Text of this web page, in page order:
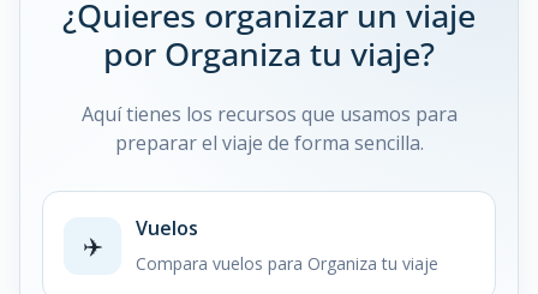
¿Quieres organizar un viaje
por Organiza tu viaje?
Aquí tienes los recursos que usamos para
preparar el viaje de forma sencilla.
✈️
Vuelos
Compara vuelos para Organiza tu viaje